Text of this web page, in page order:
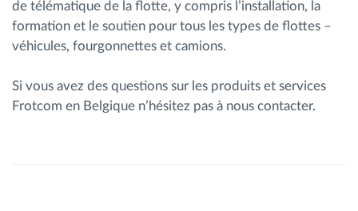
de télématique de la flotte, y compris l’installation, la
formation et le soutien pour tous les types de flottes –
véhicules, fourgonnettes et camions.
Si vous avez des questions sur les produits et services
Frotcom en Belgique n’hésitez pas à nous contacter.